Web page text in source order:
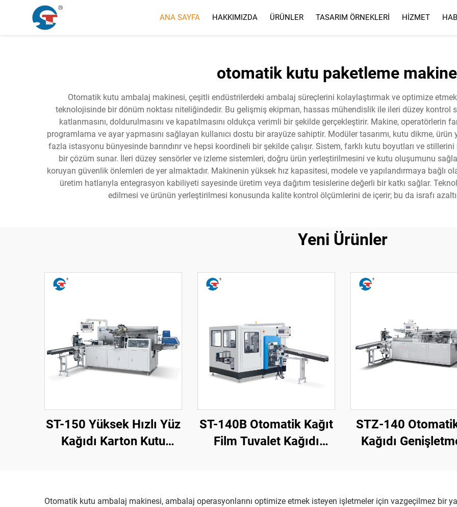
ANA SAYFA HAKKIMIZDA ÜRÜNLER TASARIM ÖRNEKLERI HIZMET
otomatik kutu paketleme
Otomatik kutu ambalaj makinesi, çeşitli endüstrilerdeki ambalaj süreçlerini kolaylaştırmak ve optimize
teknolojisinde bir dönüm noktası niteliğindedir. Bu gelişmiş ekipman, hassas mühendislik ile ileri düzey kontrol
katlanmasını, doldurulmasını ve kapatılmasını oldukça verimli bir şekilde gerçekleştirir. Makine, operatörlerin
programlama ve ayar yapmasını sağlayan kullanıcı dostu bir arayüze sahiptir. Modüler tasarımı, kutu dikme,
fazla istasyonu bünyesinde barındırır ve hepsi koordineli bir şekilde çalışır. Sistem, farklı kutu boyutları ve
bir çözüm sunar. İleri düzey sensörler ve izleme sistemleri, doğru ürün yerleştirilmesini ve kutu oluşumunu
koruyan güvenlik önlemleri de yer almaktadır. Makinenin yüksek hız kapasitesi, modele ve yapılandırmaya bağlı
üretim hatlarıyla entegrasyon kabiliyeti sayesinde üretim veya dağıtım tesislerine değerli bir katkı sağlar.
edilmesi ve ürünün yerleştirilmesi konusunda kalite kontrol ölçümlerini de içerir; bu da israfı
Yeni Ürünler
ST-150 Yüksek Hızlı Yüz
Kağıdı Karton Kutu
ST-140B Otomatik Kağıt
Film Tuvalet Kağıdı
STZ-140
Kağıdı
Otomatik kutu ambalaj makinesi, ambalaj operasyonlarını optimize etmek isteyen işletmeler için vazgeçilmez bir